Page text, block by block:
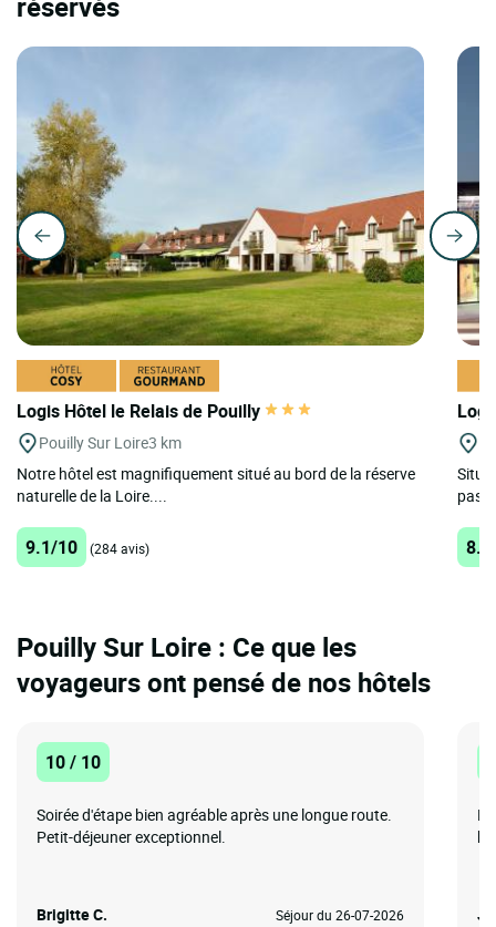
Logis Hôtel le Relais de Pouilly
Pouilly Sur Loire3 km
Notre hôtel est magnifiquement situé au bord de la réserve
naturelle de la Loire....
9.1/10 (284 avis)
Situé
pas
Pouilly Sur Loire : Ce que les
voyageurs ont pensé de nos hôtels
10 / 10
Soirée d'étape bien agréable après une longue route.
Petit-déjeuner exceptionnel.
Brigitte C. Séjour du 26-07-2026